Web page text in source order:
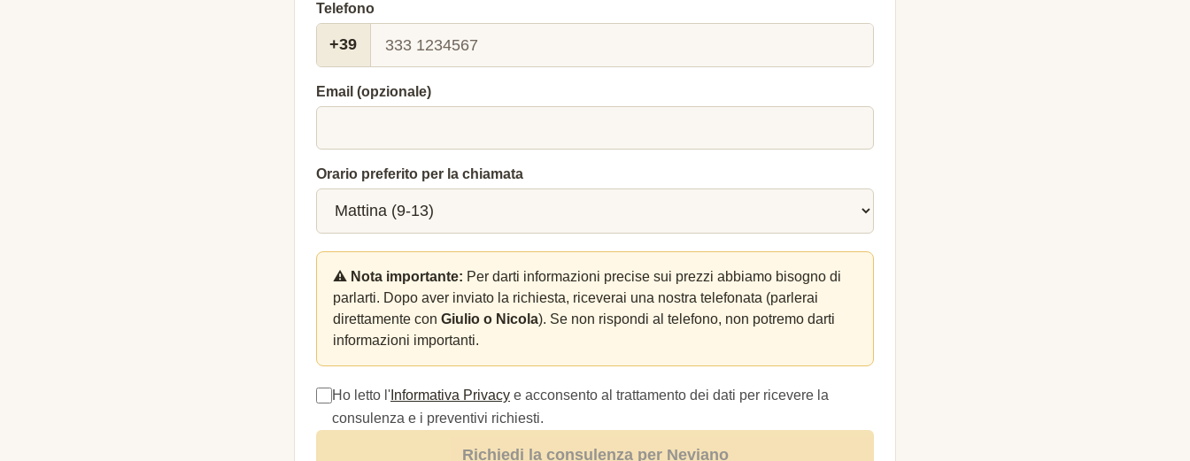
Telefono
+39
Email (opzionale)
Orario preferito per la chiamata
⚠️ Nota importante: Per darti informazioni precise sui prezzi abbiamo bisogno di
parlarti. Dopo aver inviato la richiesta, riceverai una nostra telefonata (parlerai
direttamente con Giulio o Nicola). Se non rispondi al telefono, non potremo darti
informazioni importanti.
Ho letto l' Informativa Privacy e acconsento al trattamento dei dati per ricevere la
consulenza e i preventivi richiesti.
Richiedi la consulenza per Neviano